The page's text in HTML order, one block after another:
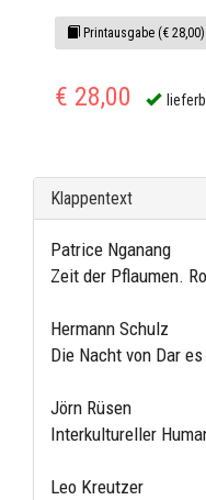
Printausgabe (€ 28,00)
€ 28,00
Klappentext
Patrice Nganang
Zeit der Pflaumen.
Hermann Schulz
Die Nacht von Dar
Jörn Rüsen
Interkultureller
Leo Kreutzer